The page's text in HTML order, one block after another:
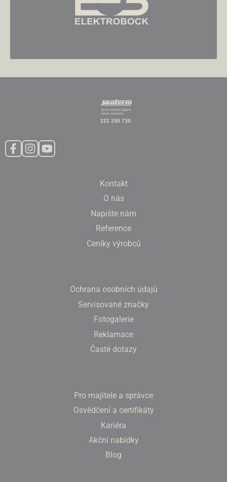
Kontakt
O nás
Napište nám
Reference
Ceníky výrobců
Ochrana osobních údajů
Servisované značky
Fotogalerie
Reklamace
Časté dotazy
Pro majitele a správce
Osvědčení a certifikáty
Kariéra
Akční nabídky
Blog